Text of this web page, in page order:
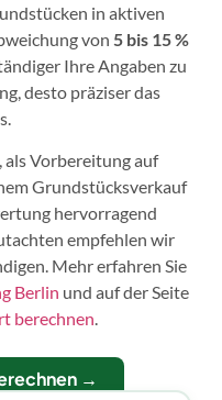
in aktiven
von 5 bis 15 %
Ihre Angaben zu
desto präziser das
Vorbereitung auf
Grundstücksverkauf
hervorragend
empfehlen wir
Mehr erfahren Sie
Berlin und auf der Seite
berechnen.
→